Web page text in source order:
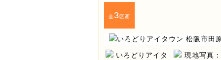
全3区画